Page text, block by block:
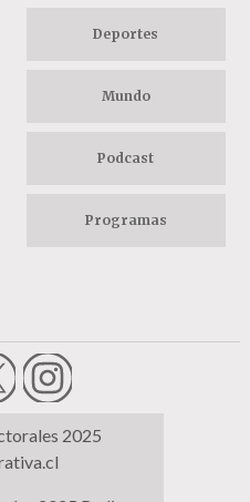
Deportes
Mundo
Podcast
Programas
2025